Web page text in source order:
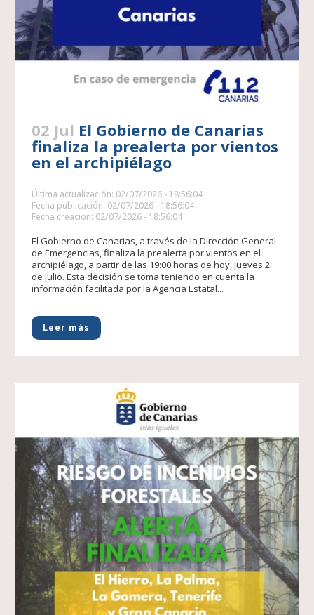
02 Jul El Gobierno de Canarias
finaliza la prealerta por vientos
en el archipiélago
Última actualización: 02/07/2026 - 18:56:04
Fecha publicación: 02/07/2026 - 18:56:04
Fecha creacion: 02/07/2026 - 18:56:04
El Gobierno de Canarias, a través de la Dirección General
de Emergencias, finaliza la prealerta por vientos en el
archipiélago, a partir de las 19:00 horas de hoy, jueves 2
de julio. Esta decisión se toma teniendo en cuenta la
información facilitada por la Agencia Estatal...
Leer más